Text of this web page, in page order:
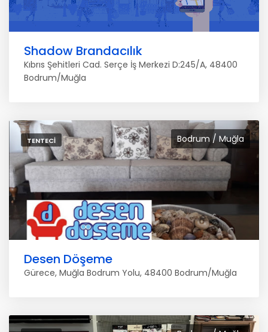
Shadow Brandacılık
Kıbrıs Şehitleri Cad. Serçe İş Merkezi D:245/A, 48400
Bodrum/Muğla
Bodrum / Muğla
TENTECI
Desen Döşeme
Gürece, Muğla Bodrum Yolu, 48400 Bodrum/Muğla